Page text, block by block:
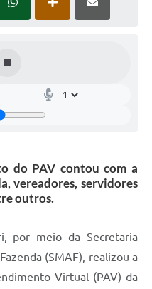
do PAV contou com a
vereadores, servidores
outros.
por meio da Secretaria
(SMAF), realizou a
Virtual (PAV) da